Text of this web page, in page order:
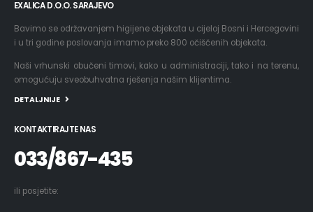
EXALICA D.O.O. SARAJEVO
Bavimo se održavanjem higijene objekata u cijeloj Bosni i Hercegovini
i u tri godine poslovanja imamo preko 800 očiščenih objekata.
Naši vrhunski obučeni timovi, kako u administraciji, tako i na terenu,
omogućuju sveobuhvatna rješenja našim klijentima.
DETALJNIJE
KONTAKTIRAJTE NAS
033/867-435
ili posjetite: